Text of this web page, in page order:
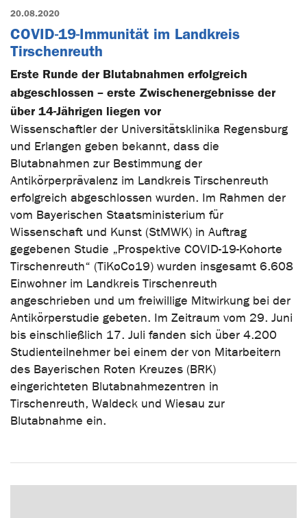
20.08.2020
COVID-19-Immunität im Landkreis
Tirschenreuth
Erste Runde der Blutabnahmen erfolgreich
abgeschlossen – erste Zwischenergebnisse der
über 14-Jährigen liegen vor
Wissenschaftler der Universitätsklinika Regensburg
und Erlangen geben bekannt, dass die
Blutabnahmen zur Bestimmung der
Antikörperprävalenz im Landkreis Tirschenreuth
erfolgreich abgeschlossen wurden. Im Rahmen der
vom Bayerischen Staatsministerium für
Wissenschaft und Kunst (StMWK) in Auftrag
gegebenen Studie „Prospektive COVID-19-Kohorte
Tirschenreuth“ (TiKoCo19) wurden insgesamt 6.608
Einwohner im Landkreis Tirschenreuth
angeschrieben und um freiwillige Mitwirkung bei der
Antikörperstudie gebeten. Im Zeitraum vom 29. Juni
bis einschließlich 17. Juli fanden sich über 4.200
Studienteilnehmer bei einem der von Mitarbeitern
des Bayerischen Roten Kreuzes (BRK)
eingerichteten Blutabnahmezentren in
Tirschenreuth, Waldeck und Wiesau zur
Blutabnahme ein.